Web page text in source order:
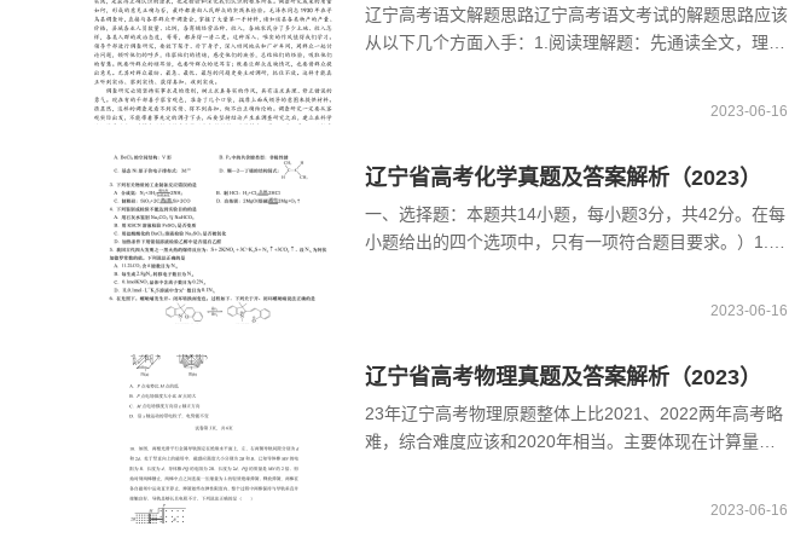
辽宁高考语文解题思路辽宁高考语文考试的解题思路应该
从以下几个方面入手：1.阅读理解题：先通读全文，理解
2023-06-16
辽宁省高考化学真题及答案解析（2023）
一、选择题：本题共14小题，每小题3分，共42分。在每
小题给出的四个选项中，只有一项符合题目要求。）1.科
2023-06-16
辽宁省高考物理真题及答案解析（2023）
23年辽宁高考物理原题整体上比2021、2022两年高考略
难，综合难度应该和2020年相当。主要体现在计算量偏
2023-06-16